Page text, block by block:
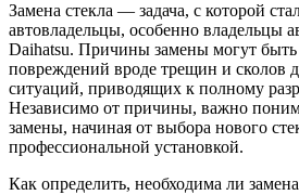
Замена стекла — задача, с которой
автовладельцы, особенно владельцы
Daihatsu. Причины замены могут
повреждений вроде трещин и сколов
ситуаций, приводящих к полному
Независимо от причины, важно
замены, начиная от выбора нового
профессиональной установкой.
Как определить, необходима ли замена